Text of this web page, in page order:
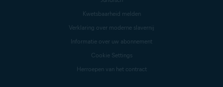
Kwetsbaarheid melden
Verklaring over moderne slavernij
Informatie over uw abonnement
Cookie Settings
Herroepen van het contract